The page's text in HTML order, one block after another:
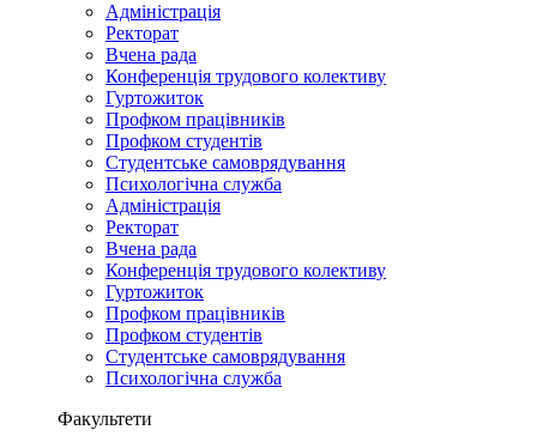
Адміністрація
Ректорат
Вчена рада
Конференція трудового колективу
Гуртожиток
Профком працівників
Профком студентів
Студентське самоврядування
Психологічна служба
Адміністрація
Ректорат
Вчена рада
Конференція трудового колективу
Гуртожиток
Профком працівників
Профком студентів
Студентське самоврядування
Психологічна служба
Факультети